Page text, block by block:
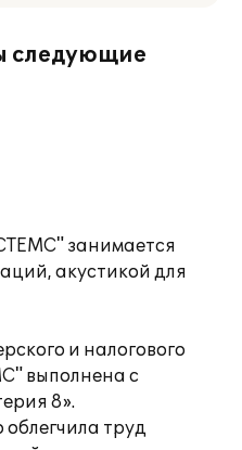
следующие
занимается
акустикой для
и налогового
выполнена с
8».
труд